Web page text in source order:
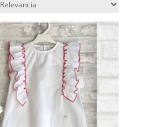
los
últimos